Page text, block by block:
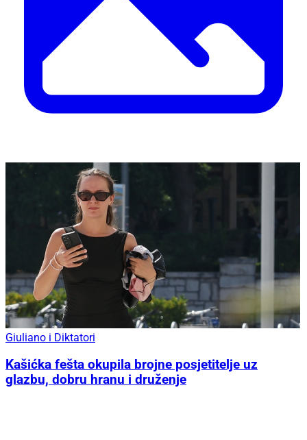
Giuliano i Diktatori
Kašićka fešta okupila brojne posjetitelje uz
glazbu, dobru hranu i druženje